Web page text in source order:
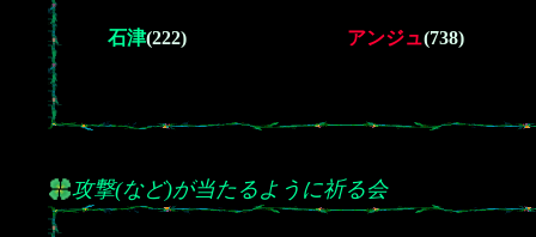
石津(222) アンジュ(738)
攻撃(など)が当たるように祈る会